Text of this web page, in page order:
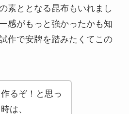
素ととなる昆布もいれまし
感がもっと強かったかも知
作で安牌を踏みたくてこの
るぞ！と思っ
は、